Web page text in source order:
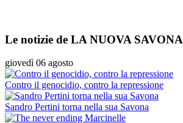
Le notizie de LA NUOVA SAVONA
giovedì 06 agosto
Contro il genocidio, contro la repressione
Sandro Pertini torna nella sua Savona